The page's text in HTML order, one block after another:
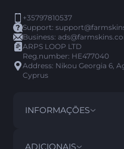
+35797810537
Support:
Business:
ARPS LOOP LTD
Reg.number: HE477040
Address: Nikou Georgia 6,
Cyprus
INFORMAÇÕES
TERMOS E CONDIÇÕES
ADICIONAIS